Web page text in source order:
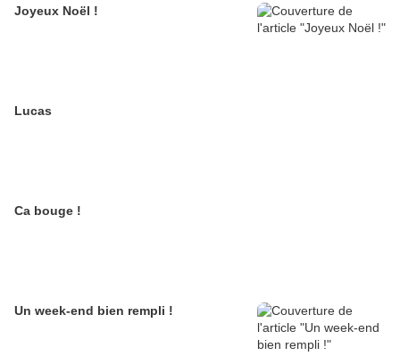
Joyeux Noël !
Lucas
Ca bouge !
Un week-end bien rempli !